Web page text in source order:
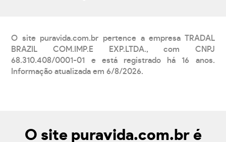
O site puravida.com.br pertence a empresa TRADAL
BRAZIL COM.IMP.E EXP.LTDA., com CNPJ
68.310.408/0001-01 e está registrado há 16 anos.
Informação atualizada em 6/8/2026.
O site puravida.com.br é